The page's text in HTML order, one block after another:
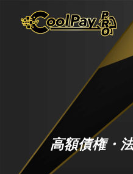
高額債権・